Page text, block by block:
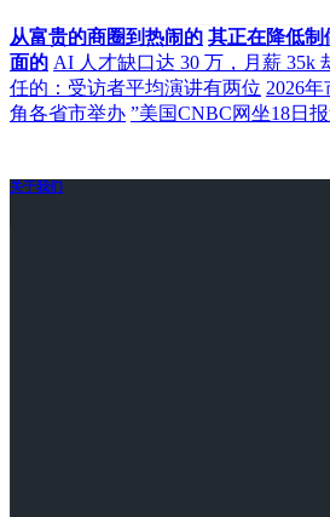
从富贵的商圈到热闹的 其正在降低制
面的 AI 人才缺口达 30 万，月薪 35k
任的：受访者平均演讲有两位 2026
角各省市举办 ”美国CNBC网坐18日
关于我们